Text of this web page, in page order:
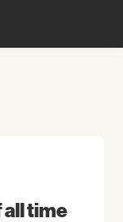
all time